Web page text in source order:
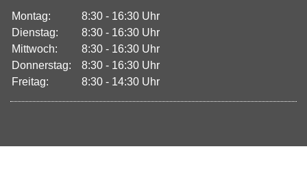
Montag:
8:30 - 16:30 Uhr
Dienstag:
8:30 - 16:30 Uhr
Mittwoch:
8:30 - 16:30 Uhr
Donnerstag:
8:30 - 16:30 Uhr
Freitag:
8:30 - 14:30 Uhr